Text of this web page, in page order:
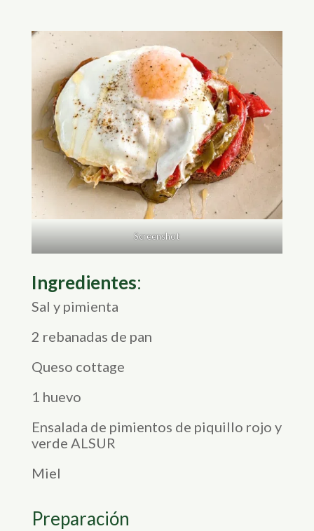
Screenshot
Ingredientes:
Sal y pimienta
2 rebanadas de pan
Queso cottage
1 huevo
Ensalada de pimientos de piquillo rojo y
verde ALSUR
Miel
Preparación